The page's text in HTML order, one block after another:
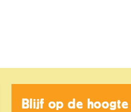
Blijf op de hoogte